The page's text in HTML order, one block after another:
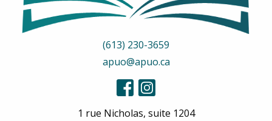
(613) 230-3659
apuo@apuo.ca
1 rue Nicholas, suite 1204